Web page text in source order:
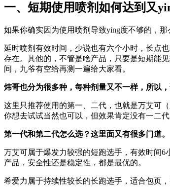
一、短期使用喷剂如何达到又
如果你确实因为使用喷剂导致ying度不够的，
延时喷剂有效时间，少说也有六个小时，长点
存在。其他的，不管是啥产品，只要是短期能
间，九爷有空给再测一遍给大家看。
炜哥也分为很多种，每种剂量又不一样，所以
这里只推荐使用的第一、二代，也就是万艾可
你想去试试当然也可以，但效果肯定没有一二代
第一代和第二代怎么选？这里面又有很多门道。
万艾可属于爆发力较强的短跑选手，有效时间
产品，安全性还是稳定性，都是最优的。
希爱力属于持续性较长的长跑选手，适合包页